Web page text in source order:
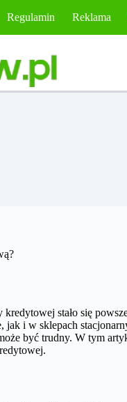
Regulamin Reklama
kredytowej stało się
jak i w sklepach
być trudny. W tym